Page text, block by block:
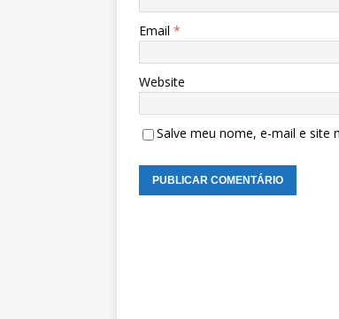
Email *
Website
Salve meu nome, e-mail e site